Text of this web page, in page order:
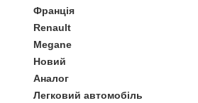
Франція
Renault
Megane
Новий
Аналог
Легковий автомобіль